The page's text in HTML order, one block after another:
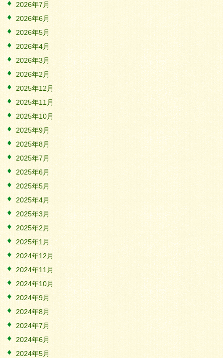
2026年7月
2026年6月
2026年5月
2026年4月
2026年3月
2026年2月
2025年12月
2025年11月
2025年10月
2025年9月
2025年8月
2025年7月
2025年6月
2025年5月
2025年4月
2025年3月
2025年2月
2025年1月
2024年12月
2024年11月
2024年10月
2024年9月
2024年8月
2024年7月
2024年6月
2024年5月